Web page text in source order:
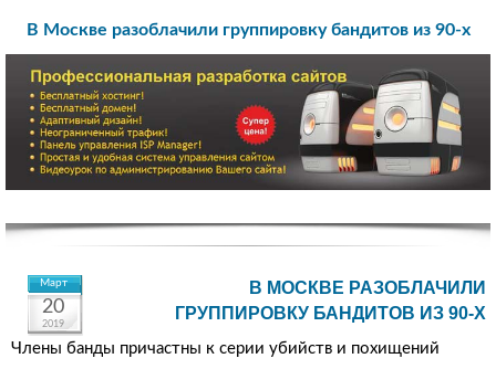
В Москве разоблачили группировку бандитов из 90-х
Март
20
2019
В МОСКВЕ РАЗОБЛАЧИЛИ
ГРУППИРОВКУ БАНДИТОВ ИЗ 90-Х
Члены банды причастны к серии убийств и похищений